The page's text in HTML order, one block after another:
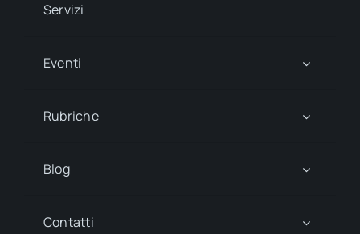
Servizi
Eventi
Rubriche
Blog
Contatti